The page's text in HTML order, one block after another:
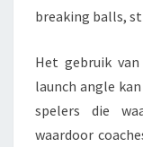
breaking balls,
Het gebruik
launch angle
spelers die
waardoor